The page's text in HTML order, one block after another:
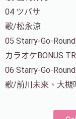
04 ツバ
歌/松永涼
05 Starry-Go-
カラオケBONUS
06 Starry-Go-
歌/前川未來、大槻